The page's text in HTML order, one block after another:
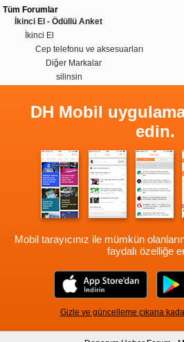
Tüm Forumlar
İkinci El - Ödüllü Anket
İkinci El
Cep telefonu ve aksesuarları
Diğer Markalar
silinsin
DH Mobil
edin.
Mobil tarayıcınız ile mümkün
faydalı özelliğe
Gizle ve güncelleme çıkana